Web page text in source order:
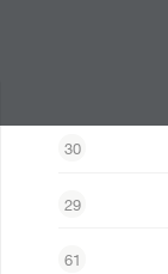
30
29
61